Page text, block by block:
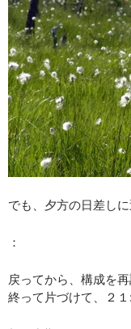
でも、夕方の日差し
：
戻ってから、構成を
終って片づけて、２１